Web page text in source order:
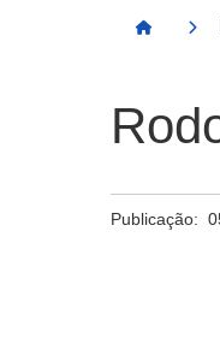
Página
Publicação: